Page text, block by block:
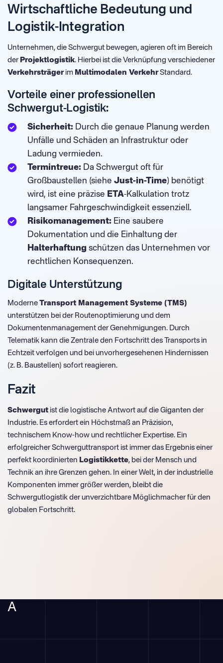
Wirtschaftliche Bedeutung und
Logistik-Integration
Unternehmen, die Schwergut bewegen, agieren oft im Bereich
der Projektlogistik. Hierbei ist die Verknüpfung verschiedener
Verkehrsträgerim Multimodalen VerkehrStandard.
Vorteile einer professionellen
Schwergut-Logistik:
Sicherheit: Durch die genaue Planung werden
Unfälle und Schäden an Infrastruktur oder
Ladung vermieden.
Termintreue: Da Schwergut oft für
Großbaustellen (siehe Just-in-Time) benötigt
wird, ist eine präzise ETA-Kalkulation trotz
langsamer Fahrgeschwindigkeit essenziell.
Risikomanagement: Eine saubere
Dokumentation und die Einhaltung der
Halterhaftung schützen das Unternehmen vor
rechtlichen Konsequenzen.
Digitale Unterstützung
Moderne Transport Management Systeme (TMS)
unterstützen bei der Routenoptimierung und dem
Dokumentenmanagement der Genehmigungen. Durch
Telematik kann die Zentrale den Fortschritt des Transports in
Echtzeit verfolgen und bei unvorhergesehenen Hindernissen
(z. B. Baustellen) sofort reagieren.
Fazit
Schwergut ist die logistische Antwort auf die Giganten der
Industrie. Es erfordert ein Höchstmaß an Präzision,
technischem Know-how und rechtlicher Expertise. Ein
erfolgreicher Schwerguttransport ist immer das Ergebnis einer
perfekt koordinierten Logistikkette, bei der Mensch und
Technik an ihre Grenzen gehen. In einer Welt, in der industrielle
Komponenten immer größer werden, bleibt die
Schwergutlogistik der unverzichtbare Möglichmacher für den
globalen Fortschritt.
A